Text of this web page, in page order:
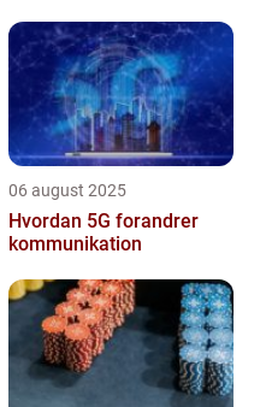
06 august 2025
Hvordan 5G forandrer
kommunikation